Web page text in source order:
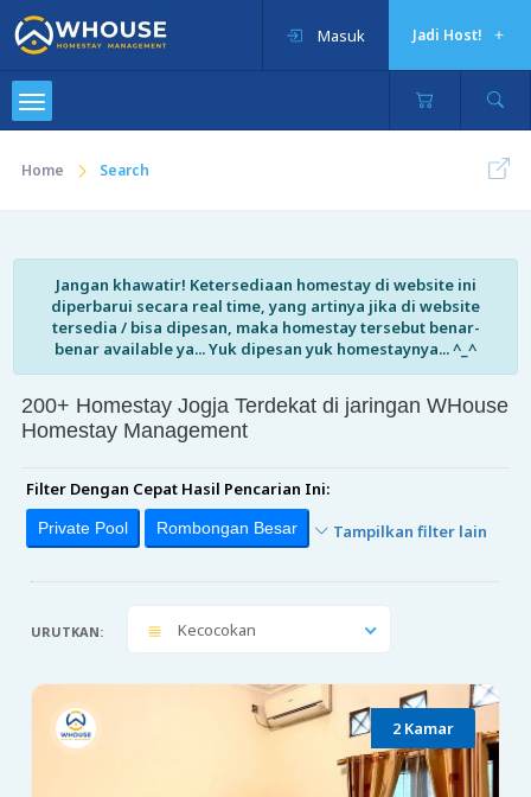
Jadi Host!
Masuk
Home Search
Jangan khawatir! Ketersediaan homestay di website ini
diperbarui secara real time, yang artinya jika di website
tersedia / bisa dipesan, maka homestay tersebut benar-
benar available ya... Yuk dipesan yuk homestaynya... ^_^
200+ Homestay Jogja Terdekat di jaringan WHouse
Homestay Management
Filter Dengan Cepat Hasil Pencarian Ini:
Private Pool Rombongan Besar Tampilkan filter lain
URUTKAN: Kecocokan
2 Kamar